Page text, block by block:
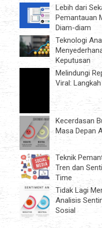
Lebih dari
Pemantauan
Diam-diam
Teknologi
Keputusan
Melindungi
Viral:
Kecerdasan
Masa Depan
Teknik
Tren dan
Time
Tidak Lagi
Analisis
Sosial